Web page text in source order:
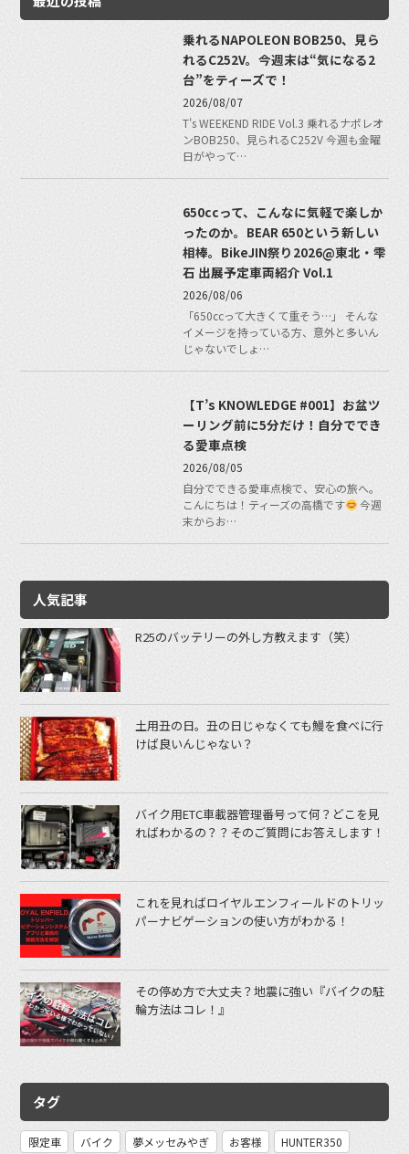
乗れるNAPOLEON BOB250、見ら
れるC252V。今週末は“気になる2
台”をティーズで！
2026/08/07
T's WEEKEND RIDE Vol.3 乗れるナポレオ
ンBOB250、見られるC252V 今週も金曜
日がやって…
650ccって、こんなに気軽で楽しか
ったのか。BEAR 650という新しい
相棒。BikeJIN祭り2026@東北・雫
石 出展予定車両紹介 Vol.1
2026/08/06
「650ccって大きくて重そう…」 そんな
イメージを持っている方、意外と多いん
じゃないでしょ…
【T’s KNOWLEDGE #001】お盆ツ
ーリング前に5分だけ！自分ででき
る愛車点検
2026/08/05
自分でできる愛車点検で、安心の旅へ。
こんにちは！ティーズの高橋です
今週
末からお…
人気記事
R25のバッテリーの外し方教えます（笑）
土用丑の日。丑の日じゃなくても鰻を食べに行
けば良いんじゃない？
バイク用ETC車載器管理番号って何？どこを見
ればわかるの？？そのご質問にお答えします！
これを見ればロイヤルエンフィールドのトリッ
パーナビゲーションの使い方がわかる！
その停め方で大丈夫？地震に強い『バイクの駐
輪方法はコレ！』
タグ
限定車 バイク 夢メッセみやぎ お客様
HUNTER350